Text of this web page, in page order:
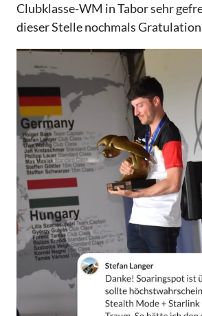
Clubklasse-WM in Tabor sehr
dieser Stelle nochmals